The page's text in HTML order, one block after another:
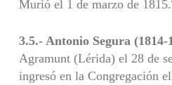
Murió el 1 de marzo de 1815.
3.5.- Antonio Segura (1814-
Agramunt (Lérida) el 28 de
ingresó en la Congregación